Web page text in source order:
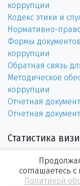
коррупции
Кодекс этики и
Нормативно-
Формы
коррупции
Обратная связь
Методическое
коррупции
Отчетная
Отчетная
Статистика
соглашаетесь
Политикой